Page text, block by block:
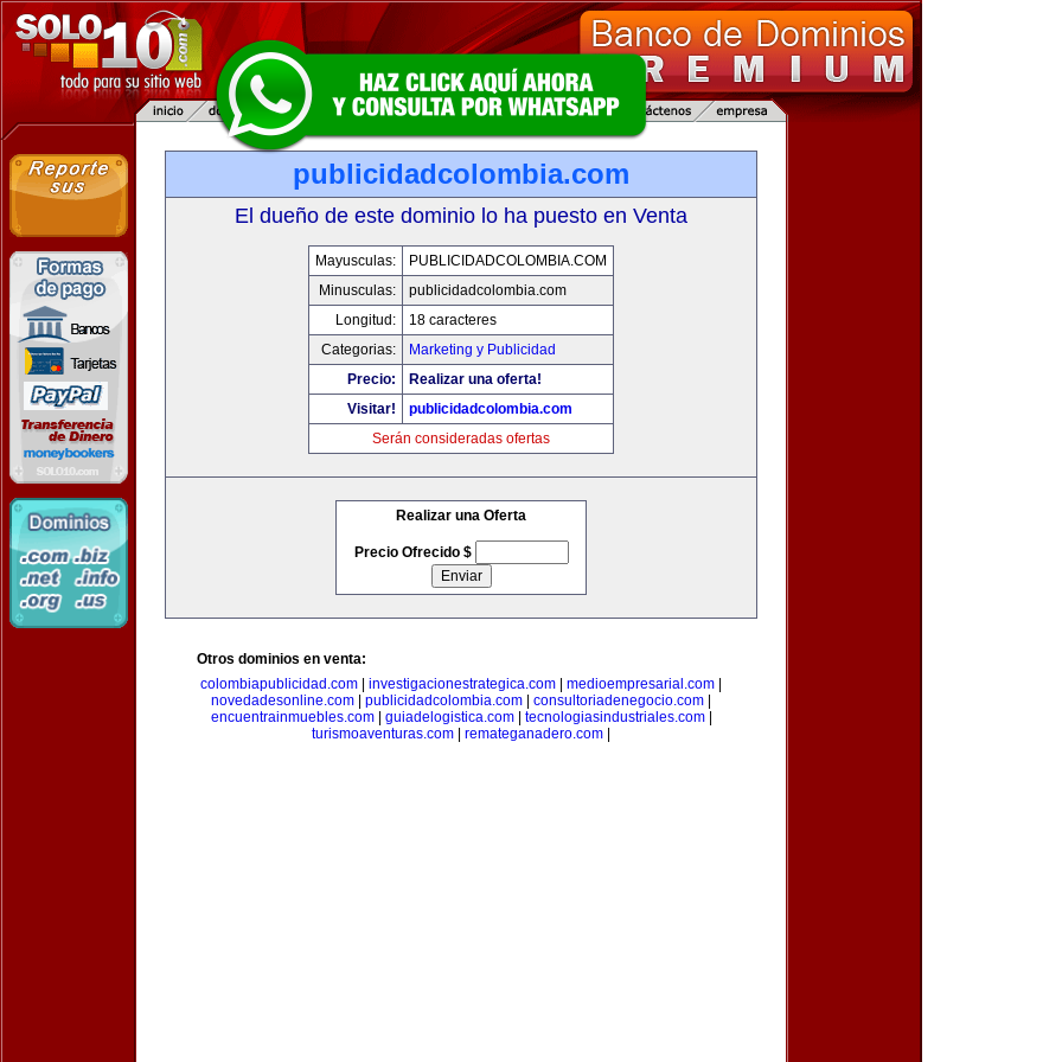
publicidadcolombia.com
El dueño de este dominio lo ha puesto en Venta
Mayusculas:
PUBLICIDADCOLOMBIA.COM
Minusculas:
publicidadcolombia.com
Longitud:
18 caracteres
Categorias:
Marketing y Publicidad
Precio:
Realizar una oferta!
Visitar!
publicidadcolombia.com
Serán consideradas ofertas
Realizar una Oferta
Precio Ofrecido $
Otros dominios en venta:
colombiapublicidad.com
investigacionestrategica.com medioempresarial.com
novedadesonline.com
publicidadcolombia.com consultoriadenegocio.com
encuentrainmuebles.com| guiadelogistica.com| tecnologiasindustriales.com|
turismoaventuras.com
remateganadero.com